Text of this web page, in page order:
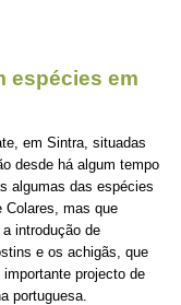
espécies em
em Sintra, situadas
desde há algum tempo
algumas das espécies
Colares, mas que
introdução de
e os achigãs, que
projecto de
portuguesa.